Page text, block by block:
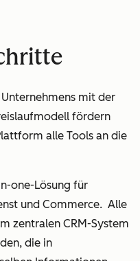
Unternehmens mit der
fördern
alle Tools an die
one-Lösung für
und Commerce. Alle
zentralen CRM-System
die in